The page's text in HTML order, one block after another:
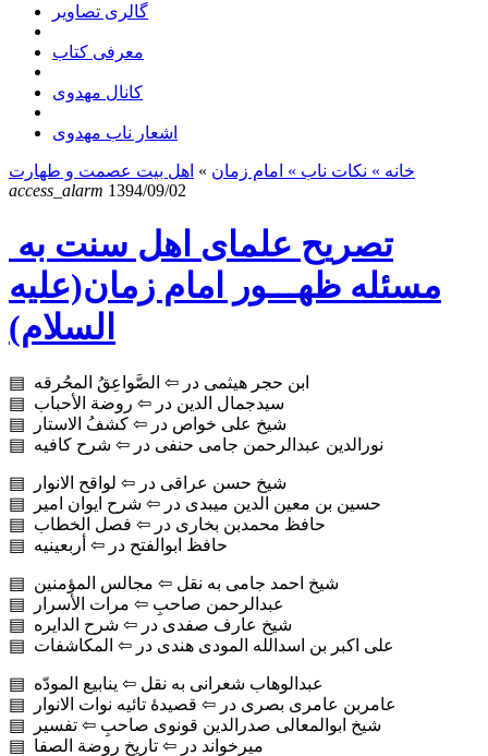
گالری تصاویر
معرفی کتاب
کانال مهدوی
اشعار ناب مهدوی
خانه » نکات ناب » امام زمان » اهل بیت عصمت و طهارت
access_alarm 1394/09/02
مسئله ظهـــور امام زمان(علیه
السلام)
▤ ابن حجر هیثمی در ⇦ الصَّواعِقُ المحُرقه
▤ سیدجمال الدین در ⇦ روضة الأحباب
▤ شیخ علی خواص در ⇦ کشفُ الاستار
▤ نورالدین عبدالرحمن جامی حنفی در ⇦ شرح کافیه
▤ شیخ حسن عراقی در ⇦ لواقح الانوار
▤ حسین بن معین الدین میبدی در ⇦ شرح ایوان امیر
▤ حافظ محمدبن بخاری در ⇦ فصل الخطاب
▤ حافظ ابوالفتح در ⇦ أربعینیه
▤ شیخ احمد جامی به نقل ⇦ مجالس المؤمنین
▤ عبدالرحمن صاحبِ ⇦ مرات الأسرار
▤ شیخ عارف صفدی در ⇦ شرح الدایره
▤ علی اکبر بن اسدالله المودی هندی در ⇦ المکاشفات
▤ عبدالوهاب شعرانی به نقل ⇦ ینابیع المودّه
▤ عامربن عامری بصری در ⇦ قصیدهٔ تائیه نوات الانوار
▤ شیخ ابوالمعالی صدرالدین قونوی صاحبِ ⇦ تفسیر
▤ میرخواند در ⇦ تاریخ روضة الصفا